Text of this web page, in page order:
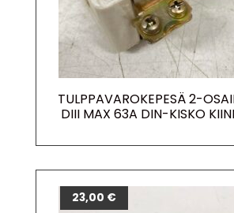
TULPPAVAROKEPESÄ 2-
DIII MAX 63A DIN-KISKO
23,00 €